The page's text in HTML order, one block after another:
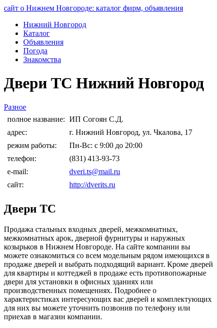
сайт о Нижнем Новгороде: каталог фирм, объявления
Нижний Новгород
Каталог
Объявления
Погода
Знакомства
Двери TC Нижний Новгород
Разное
полное название: ИП Согоян С.Д.
адрес:
г. Нижний Новгород, ул. Чкалова, 17
режим работы:
Пн-Вс: с 9:00 до 20:00
телефон:
(831) 413-93-73
e-mail:
dveri.ts@mail.ru
сайт:
http://dverits.ru
Двери TC
Продажа стальных входных дверей, межкомнатных,
межкомнатных арок, дверной фурнитуры и наружных
козырьков в Нижнем Новгороде. На сайте компании вы
можете ознакомиться со всем модельным рядом имеющихся в
продаже дверей и выбрать подходящий вариант. Кроме дверей
для квартиры и коттеджей в продаже есть противопожарные
двери для установки в офисных зданиях или
производственных помещениях. Подробнее о
характеристиках интересующих вас дверей и комплектующих
для них вы можете уточнить позвонив по телефону или
приехав в магазин компании.